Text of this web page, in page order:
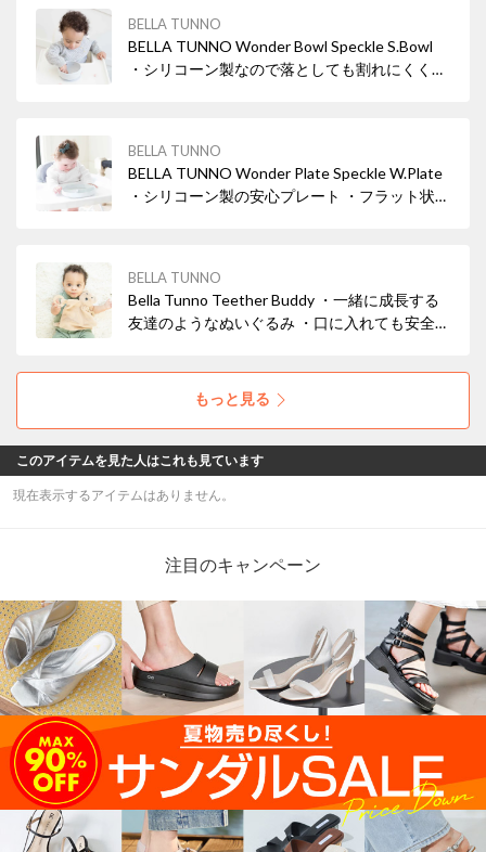
BELLA TUNNO
BELLA TUNNO Wonder Bowl Speckle S.Bowl
・シリコーン製なので落としても割れにくく、
BELLA TUNNO
BELLA TUNNO Wonder Plate Speckle W.Plate
・シリコーン製の安心プレート ・フラット状の
BELLA TUNNO
Bella Tunno Teether Buddy ・一緒に成長する
友達のようなぬいぐるみ ・口に入れても安全な
もっと見る
このアイテムを見た人はこれも見ています
現在表示するアイテムはありません。
注目のキャンペーン